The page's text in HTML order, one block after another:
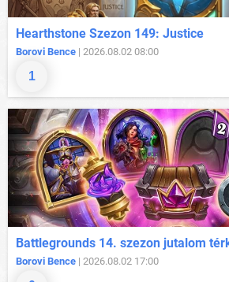
1
Hearthstone Szezon 149: Justice
Borovi Bence | 2026.08.02 08:00
Battlegrounds 14. szezon jutalom
Borovi Bence | 2026.08.02 17:00